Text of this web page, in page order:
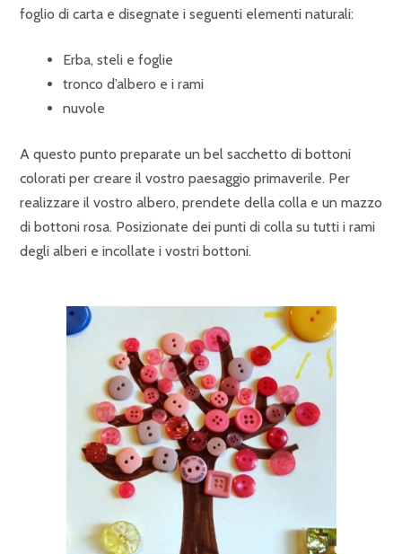
foglio di carta e disegnate i seguenti elementi naturali:
Erba, steli e foglie
tronco d’albero e i rami
nuvole
A questo punto preparate un bel sacchetto di bottoni
colorati per creare il vostro paesaggio primaverile. Per
realizzare il vostro albero, prendete della colla e un mazzo
di bottoni rosa. Posizionate dei punti di colla su tutti i rami
degli alberi e incollate i vostri bottoni.